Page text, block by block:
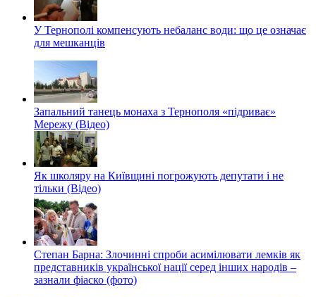
У Тернополі компенсують небаланс води: що це означає
для мешканців
Запальний танець монаха з Тернополя «підриває»
Мережу (Відео)
Як школяру на Київщині погрожують депутати і не
тільки (Відео)
Степан Барна: Злочинні спроби асимілювати лемків як
представників української нації серед інших народів –
зазнали фіаско (фото)